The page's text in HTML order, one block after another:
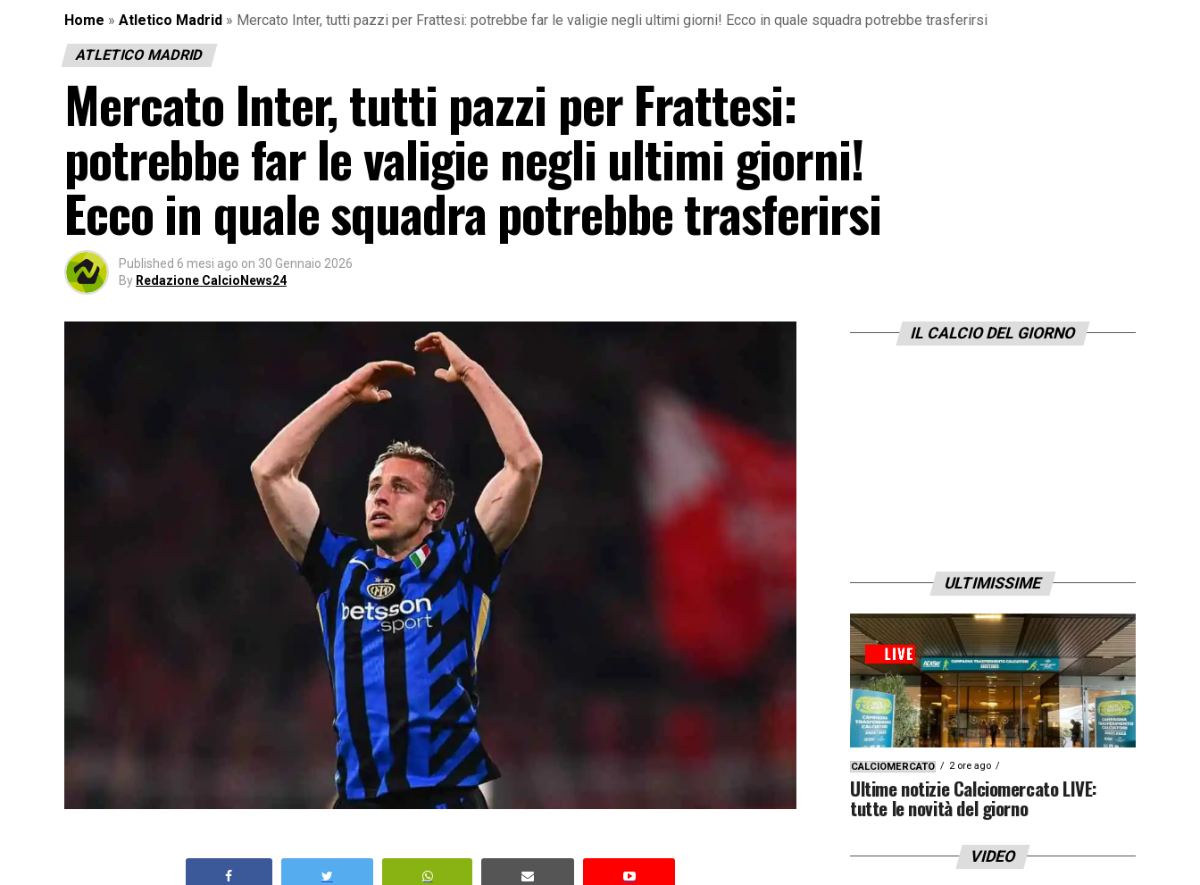
Home » Atletico Madrid » Mercato Inter, tutti pazzi per Frattesi: potrebbe far le valigie negli ultimi giorni! Ecco in quale squadra potrebbe trasferirsi
ATLETICO MADRID
Mercato Inter, tutti pazzi per Frattesi:
potrebbe far le valigie negli ultimi giorni!
Ecco in quale squadra potrebbe trasferirsi
Published 6 mesi ago on 30 Gennaio 2026
By Redazione CalcioNews24
IL CALCIO DEL GIORNO
ULTIMISSIME
CALCIOMERCATO 2 ore ago
Ultime notizie Calciomercato LIVE:
tutte le novità del giorno
VIDEO